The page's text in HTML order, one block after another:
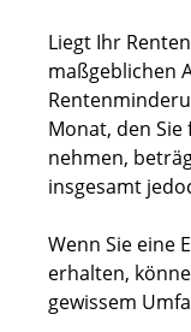
Liegt Ihr
maßgeblichen
Monat, den
nehmen,
insgesamt
Wenn Sie eine
erhalten,
gewissem